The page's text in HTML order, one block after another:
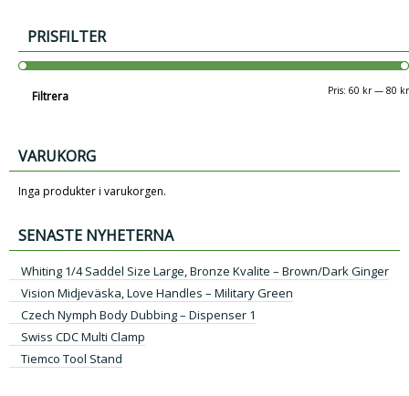
PRISFILTER
Filtrera Pris: 60 kr— 80 kr
VARUKORG
Inga produkter i varukorgen.
SENASTE NYHETERNA
Whiting 1/4 Saddel Size Large, Bronze Kvalite – Brown/Dark Ginger
Vision Midjeväska, Love Handles – Military Green
Czech Nymph Body Dubbing – Dispenser 1
Swiss CDC Multi Clamp
Tiemco Tool Stand